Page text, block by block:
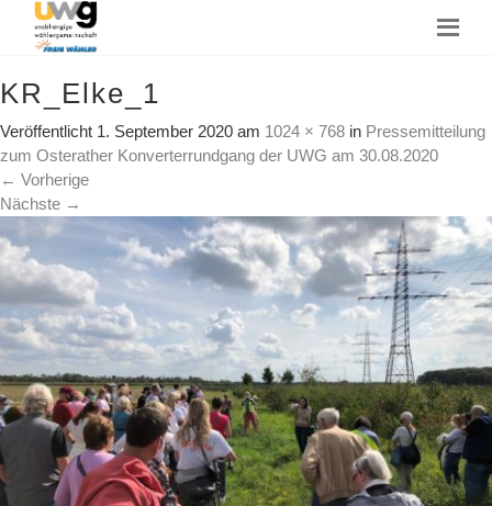
KR_Elke_1
Veröffentlicht 1. September 2020 am 1024 × 768 in Pressemitteilung
zum Osterather Konverterrundgang der UWG am 30.08.2020
← Vorherige
Nächste →